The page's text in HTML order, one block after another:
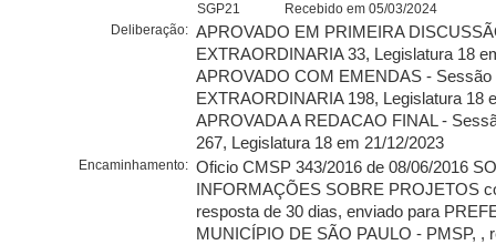
SGP21
Recebido em 05/03/2024
Deliberação: APROVADO EM PRIMEIRA
EXTRAORDINARIA 33, Legislatura 18
APROVADO COM EMENDAS - Sessão
EXTRAORDINARIA 198, Legislatura 18
APROVADA A REDACAO FINAL -
267, Legislatura 18 em 21/12/2023
Encaminhamento: Oficio CMSP 343/2016 de 08/06/2016
INFORMAÇÕES SOBRE PROJETOS
resposta de 30 dias, enviado para
MUNICÍPIO DE SÃO PAULO - PMSP, ,